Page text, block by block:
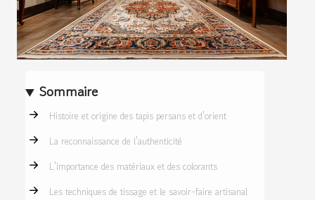
Sommaire
Histoire et origine des tapis persans et d'orient
La reconnaissance de l'authenticité
L'importance des matériaux et des colorants
Les techniques de tissage et le savoir-faire artisanal